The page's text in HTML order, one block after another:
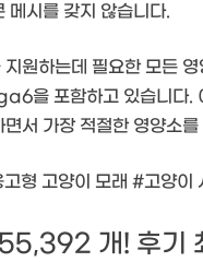
메시를 갖지 않습니다.
원하는데 필요한 모든
포함하고 있습니다.
서 가장 적절한 영양소
형 고양이 모래 #고양이
개! 후기